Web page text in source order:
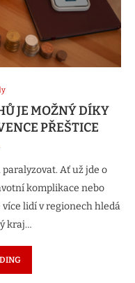
JE MOŽNÝ DÍKY
PŘEŠTICE
Ať už jde o
komplikace nebo
lidí v regionech hledá
kraj…